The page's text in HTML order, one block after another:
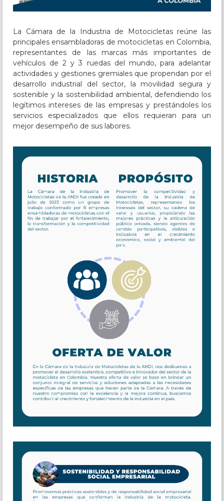
La Cámara de la Industria de Motocicletas reúne las
principales ensambladoras de motocicletas en Colombia,
representantes de las marcas más importantes de
vehículos de 2 y 3 ruedas del mundo, para adelantar
actividades y gestiones gremiales que propendan por el
desarrollo industrial del sector, la movilidad segura y
sostenible y la sostenibilidad ambiental, defendiendo los
legítimos intereses de las empresas y prestándoles los
servicios especializados que ellos requieran para un
mejor desempeño de sus labores.